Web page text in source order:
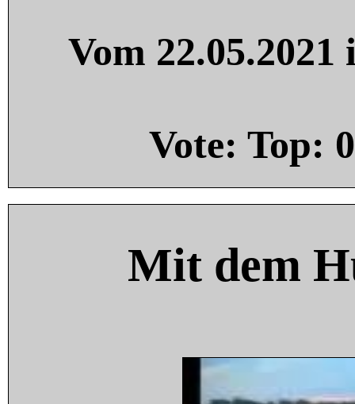
Vom
Vote: Top: 0
Mit dem